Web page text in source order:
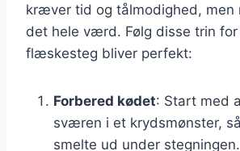
kræver tid og tålmodighed, men
det hele værd. Følg disse trin
flæskesteg bliver perfekt:
Forbered kødet: Start med
sværen i et krydsmønster,
smelte ud under stegningen.